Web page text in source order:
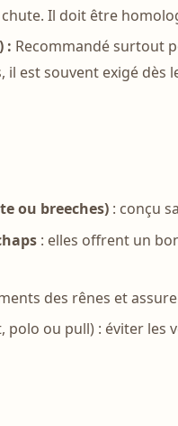
Il doit être
: Recommandé surtout
il est souvent exigé dès
ou breeches) : conçu
: elles offrent un
des rênes et
polo ou pull) : éviter les